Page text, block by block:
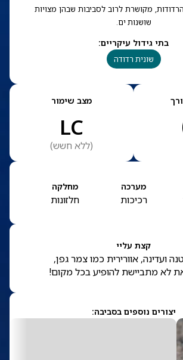
מקושרת לרוב לסביבות שבהן מצויות
שושנות ים.
בתי גידול עיקריים:
שונית רדודה
מצב שימור
LC
(ללא חשש)
מערכה
רכיכות
מחלקה
חלזונות
קצת עליי
ועדינה, אוורירית כמו צמר גפן,
לא מתביישת להופיע בכל מקום!
יצורים נוספים בסביבה: